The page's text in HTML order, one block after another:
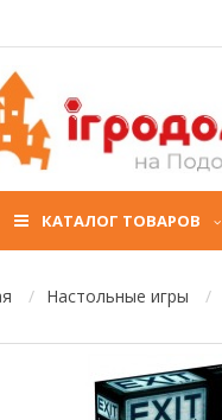
КАТАЛОГ ТОВАРОВ
Настольные игры